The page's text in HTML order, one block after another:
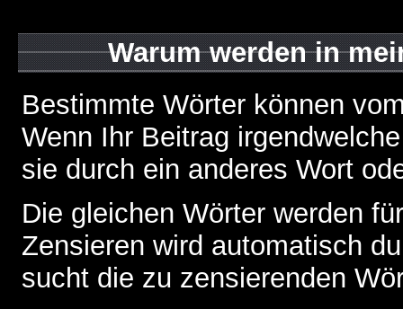
Warum werden in
Bestimmte Wörter können
Wenn Ihr Beitrag
sie durch ein anderes Wort
Die gleichen Wörter werden
Zensieren wird automatisch
sucht die zu zensierenden